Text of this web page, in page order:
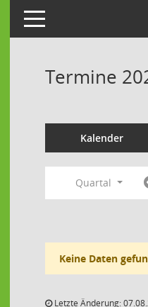
Toggle navigation
Termine
Kalender
Quartal
Keine Daten
Letzte Änderung: